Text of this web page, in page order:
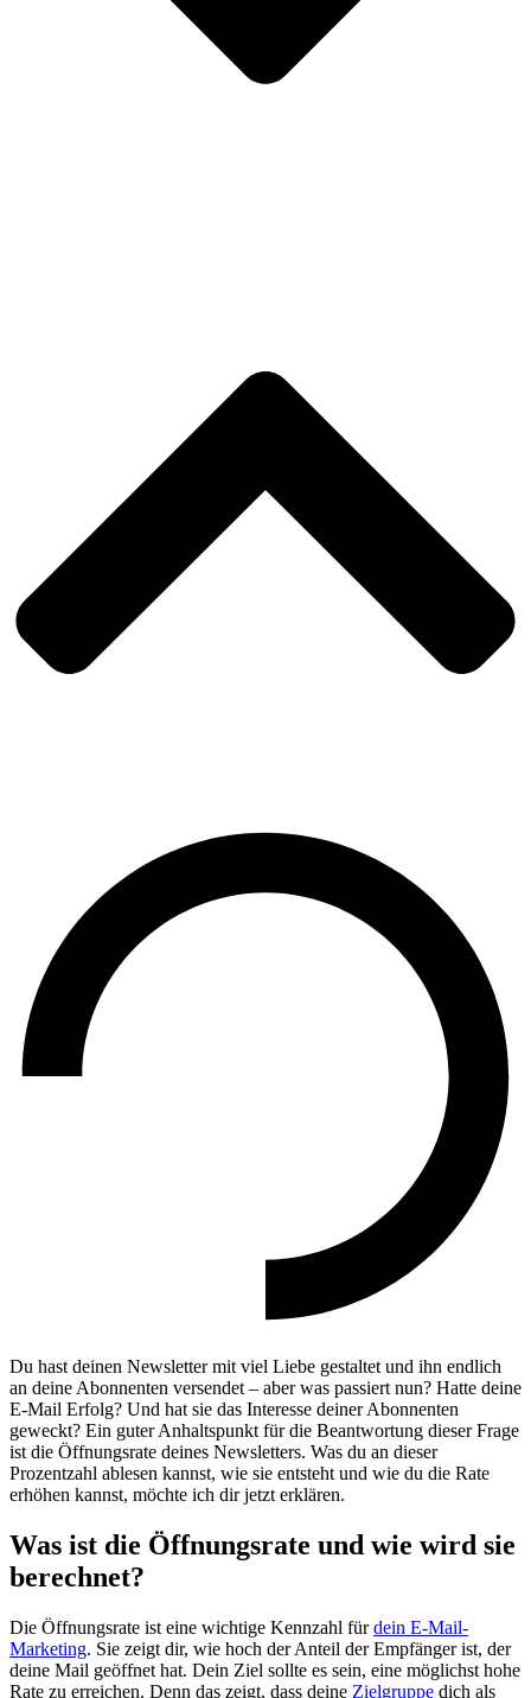
Du hast deinen Newsletter mit viel Liebe gestaltet und ihn endlich
an deine Abonnenten versendet – aber was passiert nun? Hatte deine
E-Mail Erfolg? Und hat sie das Interesse deiner Abonnenten
geweckt? Ein guter Anhaltspunkt für die Beantwortung dieser Frage
ist die Öffnungsrate deines Newsletters. Was du an dieser
Prozentzahl ablesen kannst, wie sie entsteht und wie du die Rate
erhöhen kannst, möchte ich dir jetzt erklären.
Was ist die Öffnungsrate und wie wird sie
berechnet?
Die Öffnungsrate ist eine wichtige Kennzahl fürdein E-Mail-
Marketing. Sie zeigt dir, wie hoch der Anteil der Empfänger ist, der
deine Mail geöffnet hat. Dein Ziel sollte es sein, eine möglichst hohe
Rate zu erreichen. Denn das zeigt, dass deine Zielgruppe dich als